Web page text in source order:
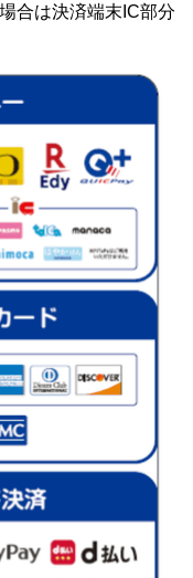
合は決済端末IC部分